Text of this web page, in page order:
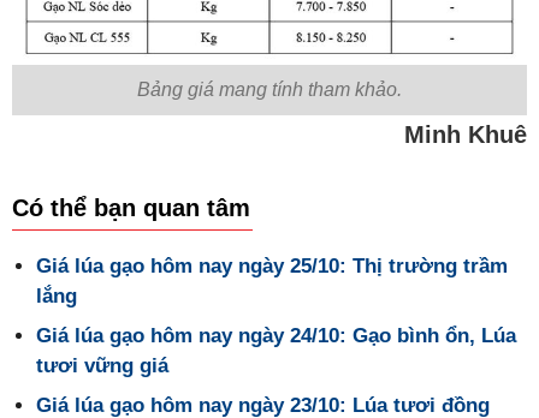
Bảng giá mang tính tham khảo.
Minh Khuê
Có thể bạn quan tâm
Giá lúa gạo hôm nay ngày 25/10: Thị trường trầm
lắng
Giá lúa gạo hôm nay ngày 24/10: Gạo bình ổn, Lúa
tươi vững giá
Giá lúa gạo hôm nay ngày 23/10: Lúa tươi đồng